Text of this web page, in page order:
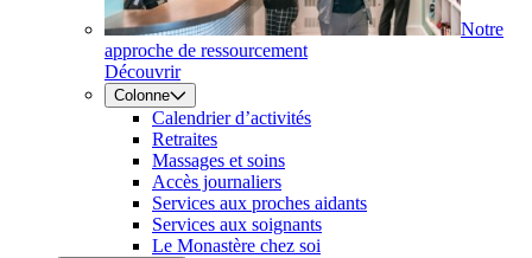
Notre
approche de ressourcement
Découvrir
Colonne
Calendrier d’activités
Retraites
Massages et soins
Accès journaliers
Services aux proches aidants
Services aux soignants
Le Monastère chez soi